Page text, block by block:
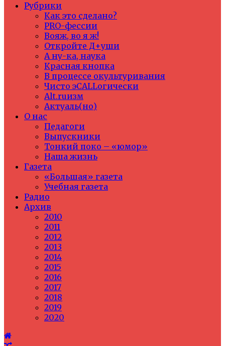
Рубрики
Как это сделано?
PRO-фессии
Вояж, во я ж!
Откройте Д+уши
А ну-ка, наука
Красная кнопка
В процессе окультуривания
Чисто эCALLогически
Alt.ruизм
Актуаль(но)
О нас
Педагоги
Выпускники
Тонкий поко – «юмор»
Наша жизнь
Газета
«Большая» газета
Учебная газета
Радио
Архив
2010
2011
2012
2013
2014
2015
2016
2017
2018
2019
2020